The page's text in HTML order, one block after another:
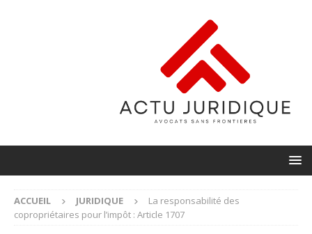
ACCUEIL JURIDIQUE
La responsabilité des
copropriétaires pour l’impôt : Article 1707